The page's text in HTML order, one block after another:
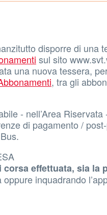
disporre di una
sul sito
una nuova tessera,
, tra gli
- nell’Area
di pagamento /
effettuata, sia la
inquadrando